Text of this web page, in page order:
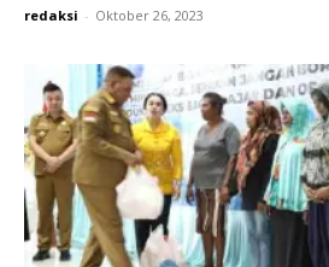
redaksi - Oktober 26, 2023